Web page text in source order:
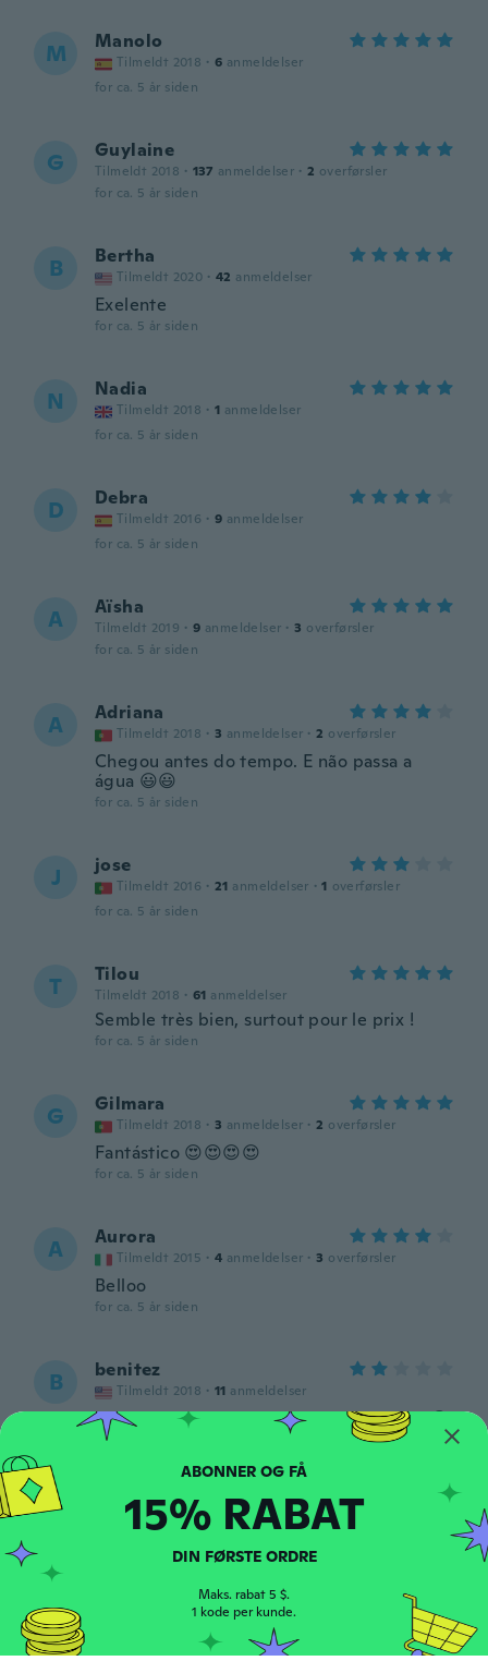
M Manolo
Tilmeldt 2018 · 6 anmeldelser
for ca. 5 år siden
G Guylaine
Tilmeldt 2018 · 137 anmeldelser · 2 overførsler
for ca. 5 år siden
B Bertha
Tilmeldt 2020 · 42 anmeldelser
Exelente
for ca. 5 år siden
N Nadia
Tilmeldt 2018 · 1 anmeldelser
for ca. 5 år siden
D Debra
Tilmeldt 2016 · 9 anmeldelser
for ca. 5 år siden
A Aïsha
Tilmeldt 2019 · 9 anmeldelser · 3 overførsler
for ca. 5 år siden
A Adriana
Tilmeldt 2018 · 3 anmeldelser · 2 overførsler
Chegou antes do tempo. E não passa a
água 😃😃
for ca. 5 år siden
J jose
Tilmeldt 2016 · 21 anmeldelser · 1 overførsler
for ca. 5 år siden
T Tilou
Tilmeldt 2018 · 61 anmeldelser
Semble très bien, surtout pour le prix !
for ca. 5 år siden
G Gilmara
Tilmeldt 2018 · 3 anmeldelser · 2 overførsler
Fantástico 😍😍😍😍
for ca. 5 år siden
A Aurora
Tilmeldt 2015 · 4 anmeldelser · 3 overførsler
Belloo
for ca. 5 år siden
B benitez
Tilmeldt 2018 · 11 anmeldelser
Really pretty but it still got water inside 😣
for ca. 6 år siden
A Alexis
Tilmeldt 2018 · anmeldelser · 3 overførsler
Works great and so cute
P Tilmeldt 2018 · 38 anmeldelser
15% RABAT
DIN FØRSTE ORDRE
Maks. rabat 5 $.
1 kode per kunde.